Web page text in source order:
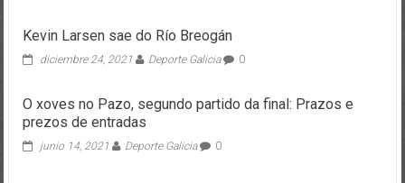
Kevin Larsen sae do Río Breogán
diciembre 24, 2021 Deporte Galicia 0
O xoves no Pazo, segundo partido da final: Prazos e
prezos de entradas
junio 14, 2021 Deporte Galicia 0